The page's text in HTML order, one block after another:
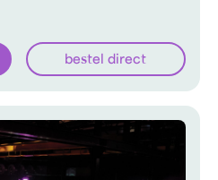
bestel direct